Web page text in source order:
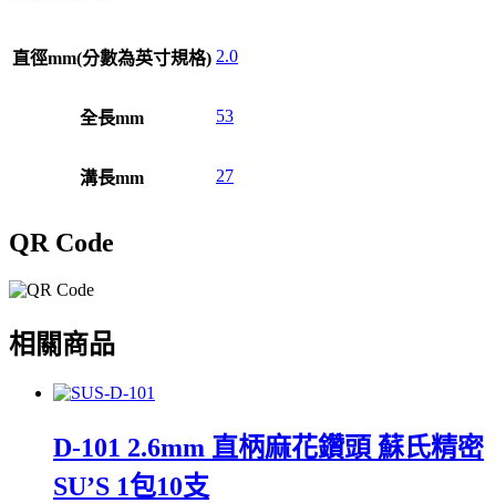
直徑mm(分數為英寸規格) 2.0
全長mm 53
溝長mm 27
QR Code
相關商品
D-101 2.6mm 直柄麻花鑽頭 蘇氏精密
SU’S 1包10支